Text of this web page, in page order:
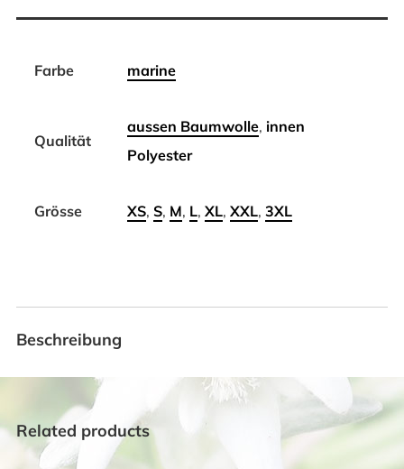
Farbe marine
Qualität
aussen Baumwolle, innen
Polyester
Grösse XS, S, M, L, XL, XXL, 3XL
Beschreibung
Related products